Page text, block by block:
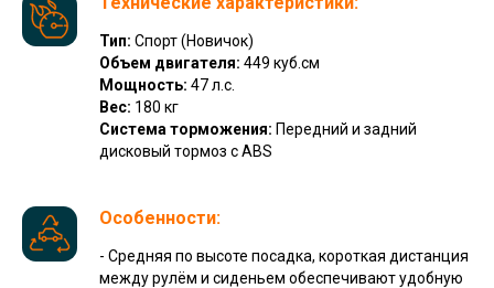
Тип: Спорт (Новичок)
Объем двигателя: 449 куб.см
Мощность: 47 л.с.
Вес: 180 кг
Система торможения: Передний и задний
дисковый тормоз с ABS
Особенности:
- Средняя по высоте посадка, короткая дистанция
между рулём и сиденьем обеспечивают удобную